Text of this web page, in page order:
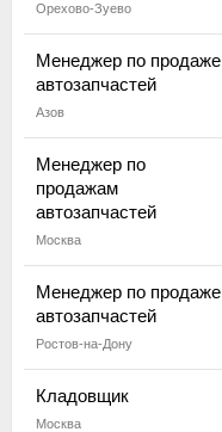
Орехово-Зуево
Менеджер по продаже
автозапчастей
Азов
Менеджер по
продажам
автозапчастей
Москва
Менеджер по продаже
автозапчастей
Ростов-на-Дону
Кладовщик
Москва